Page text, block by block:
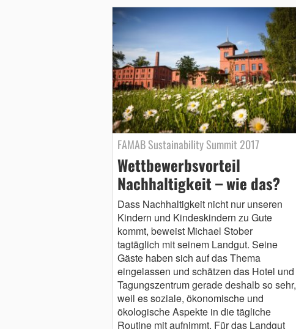
FAMAB Sustainability Summit 2017
Wettbewerbsvorteil
Nachhaltigkeit – wie das?
Dass Nachhaltigkeit nicht nur unseren
Kindern und Kindeskindern zu Gute
kommt, beweist Michael Stober
tagtäglich mit seinem Landgut. Seine
Gäste haben sich auf das Thema
eingelassen und schätzen das Hotel und
Tagungszentrum gerade deshalb so sehr,
weil es soziale, ökonomische und
ökologische Aspekte in die tägliche
Routine mit aufnimmt. Für das Landgut